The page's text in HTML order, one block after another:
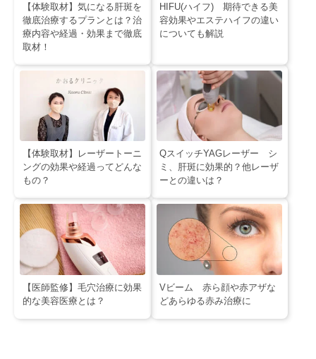
【体験取材】気になる肝斑を
徹底治療するプランとは？治
療内容や経過・効果まで徹底
取材！
HIFU(ハイフ) 期待できる美
容効果やエステハイフの違い
についても解説
【体験取材】レーザートーニ
ングの効果や経過ってどんな
もの？
QスイッチYAGレーザー シ
ミ、肝斑に効果的？他レーザ
ーとの違いは？
【医師監修】毛穴治療に効果
的な美容医療とは？
Vビーム 赤ら顔や赤アザな
どあらゆる赤み治療に